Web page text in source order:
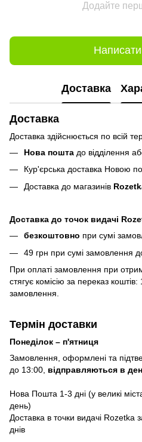
Додайте
Написати
Доставка
Доставка
Доставка здійснюється по всій
Нова пошта до відділення
Кур'єрська доставка Новою
Доставка до магазинів
Доставка до точок видачі
безкоштовно при сумі
49 грн при сумі замовлення
При оплаті замовлення при
стягує комісію за переказ
замовлення.
Термін доставки
Понеділок – п'ятниця
Замовлення, оформлені та
до 13:00, відправляються в
Нова Пошта 1-3 дні (у великі
день)
Доставка в точки видачі Rozetka
днів